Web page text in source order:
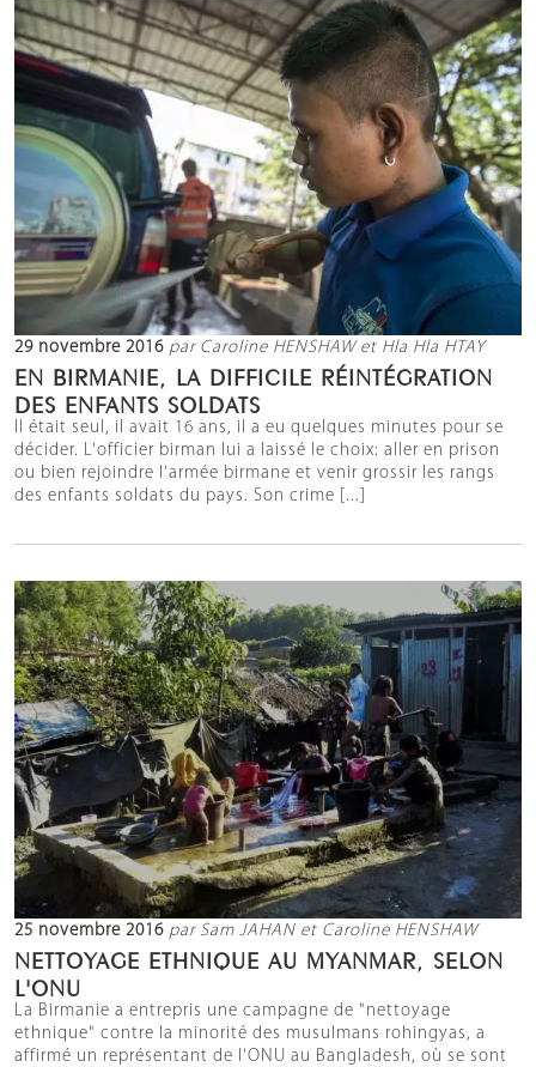
29 novembre 2016 par Caroline HENSHAW et Hla Hla HTAY
EN BIRMANIE, LA DIFFICILE RÉINTÉGRATION
DES ENFANTS SOLDATS
Il était seul, il avait 16 ans, il a eu quelques minutes pour se
décider. L'officier birman lui a laissé le choix: aller en prison
ou bien rejoindre l'armée birmane et venir grossir les rangs
des enfants soldats du pays. Son crime [...]
25 novembre 2016 par Sam JAHAN et Caroline HENSHAW
NETTOYAGE ETHNIQUE AU MYANMAR, SELON
L'ONU
La Birmanie a entrepris une campagne de "nettoyage
ethnique" contre la minorité des musulmans rohingyas, a
affirmé un représentant de l'ONU au Bangladesh, où se sont